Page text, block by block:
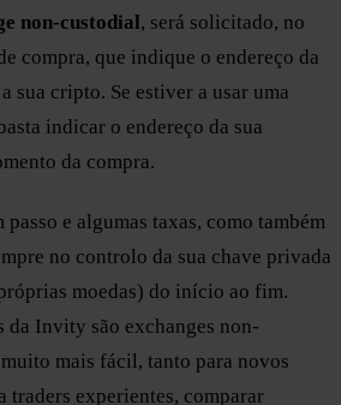
non-custodial, será solicitado, no
compra, que indique o endereço da
sua cripto. Se estiver a usar uma
indicar o endereço da sua
da compra.
e algumas taxas, como também
no controlo da sua chave privada
moedas) do início ao fim.
da Invity são exchanges non-
mais fácil, tanto para novos
traders experientes, comparar